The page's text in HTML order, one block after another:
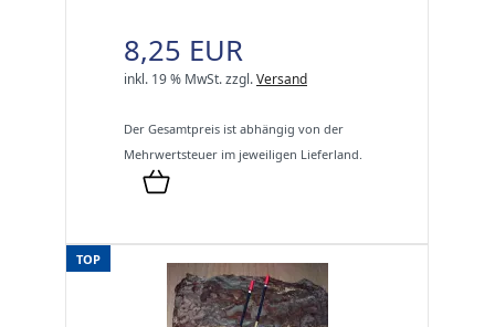
8,25 EUR
inkl. 19 % MwSt.zzgl.Versand
Der Gesamtpreis ist abhängig von der
Mehrwertsteuer im jeweiligen Lieferland.
TOP